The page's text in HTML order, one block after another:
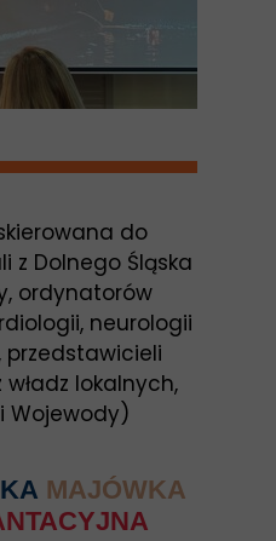
do
z Dolnego Śląska
ordynatorów
neurologii
przedstawicieli
lokalnych,
Wojewody)
MAJÓWKA